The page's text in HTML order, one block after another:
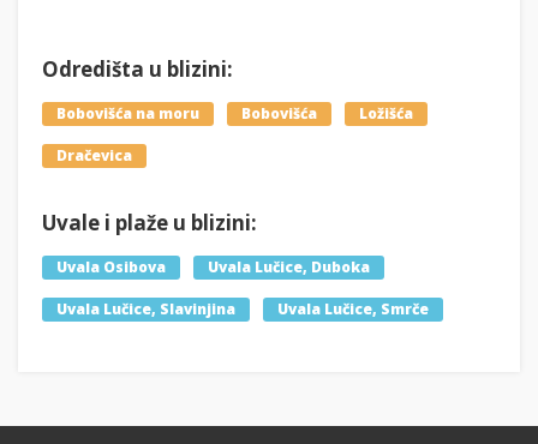
Odredišta u blizini:
Bobovišća na moru Bobovišća Ložišća
Dračevica
Uvale i plaže u blizini:
Uvala Osibova Uvala Lučice, Duboka
Uvala Lučice, Slavinjina Uvala Lučice, Smrče